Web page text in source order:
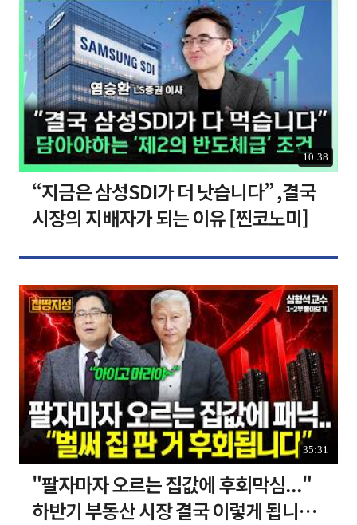
10:38
“지금은 삼성SDI가 더 낫습니다” ,결국
시장의 지배자가 되는 이유 [찐코노미]
35:31
"팔자마자 오르는 집값에 후회막심..."
하반기 부동산 시장 결국 이렇게 됩니다 I